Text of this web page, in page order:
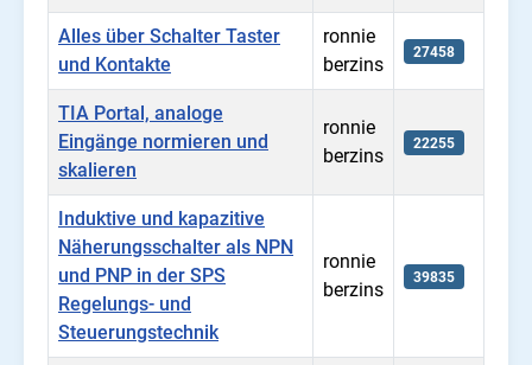
Alles über Schalter Taster
und Kontakte
ronnie
berzins
27458
TIA Portal, analoge
Eingänge normieren und
skalieren
ronnie
berzins
22255
Induktive und kapazitive
Näherungsschalter als NPN
und PNP in der SPS
Regelungs- und
Steuerungstechnik
ronnie
berzins
39835